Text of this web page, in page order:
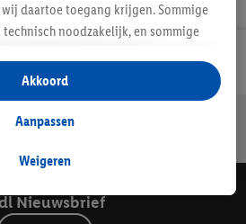
Lidl Nieuwsbrief
Lidl webshop klant
Nieuwsbrief
daartoe toegang krijgen. Sommige
noodzakelijk, en sommige
het verzamelen en
of voor het tonen van
binnen en buiten de Lidl-diensten.
in de winkel ook voor de
aan ons voor het personaliseren
Weigeren
Aanpassen
Akkoord